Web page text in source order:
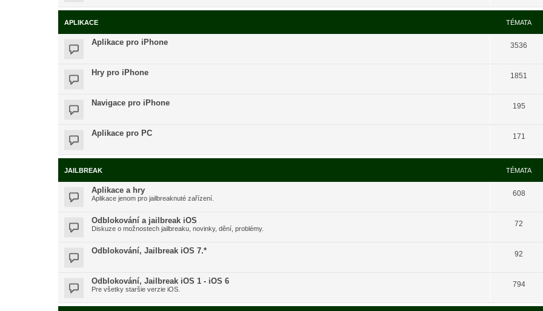
APLIKACE TÉMATA
Aplikace pro iPhone 3536
Hry pro iPhone 1851
Navigace pro iPhone 195
Aplikace pro PC 171
JAILBREAK TÉMATA
Aplikace a hry
Aplikace jenom pro jailbreaknuté zařízení.
608
Odblokování a jailbreak iOS
Diskuze o možnostech jailbreaku, novinky, dění, problémy.
72
Odblokování, Jailbreak iOS 7.* 92
Odblokování, Jailbreak iOS 1 - iOS 6
Pre všetky staršie verzie iOS.
794